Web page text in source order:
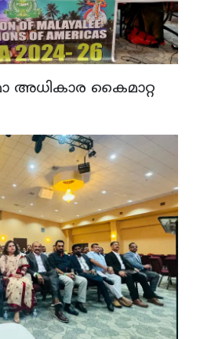
അധികാര കൈമാറ്റ